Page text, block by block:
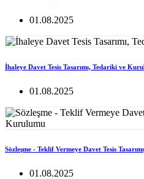
01.08.2025
İhaleye Davet Tesis Tasarımı, Tedariki ve
01.08.2025
Sözleşme - Teklif Vermeye Davet Tesis
01.08.2025